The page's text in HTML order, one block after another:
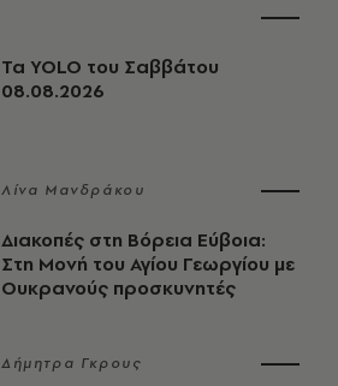
Τα YOLO του Σαββάτου
08.08.2026
Λίνα Μανδράκου
Διακοπές στη Βόρεια Εύβοια:
Στη Μονή του Αγίου Γεωργίου με
Ουκρανούς προσκυνητές
Δήμητρα Γκρους